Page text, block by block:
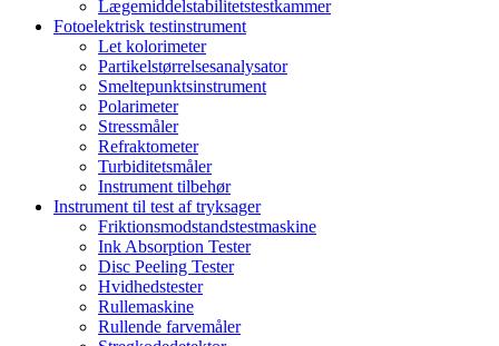
Lægemiddelstabilitetstestkammer
Fotoelektrisk testinstrument
Let kolorimeter
Partikelstørrelsesanalysator
Smeltepunktsinstrument
Polarimeter
Stressmåler
Refraktometer
Turbiditetsmåler
Instrument tilbehør
Instrument til test af tryksager
Friktionsmodstandstestmaskine
Ink Absorption Tester
Disc Peeling Tester
Hvidhedstester
Rullemaskine
Rullende farvemåler